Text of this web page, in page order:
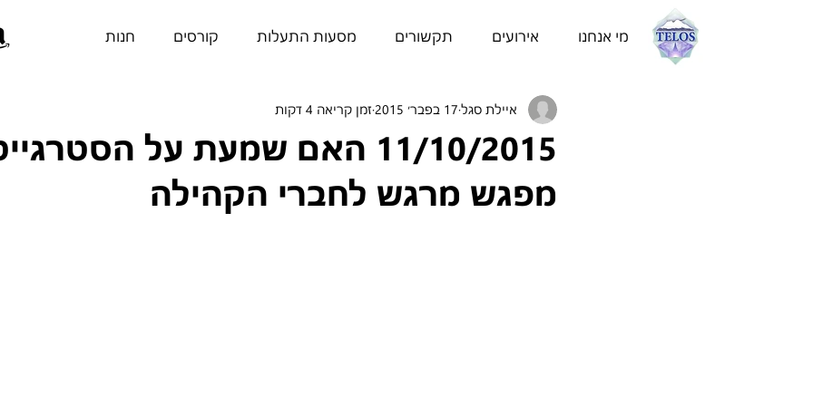
מי אנחנו אירועים תקשורים מסעות התעלות קורסים חנות
11/10/2015 האם שמעת על
מפגש מרגש לחברי הקהילה
איילת סגל 17 בפבר׳ 2015 זמן קריאה 4 דקות